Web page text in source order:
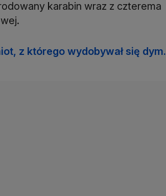
karabin wraz z czterema
z którego wydobywał się dym.